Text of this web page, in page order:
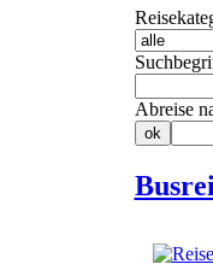
Abreise